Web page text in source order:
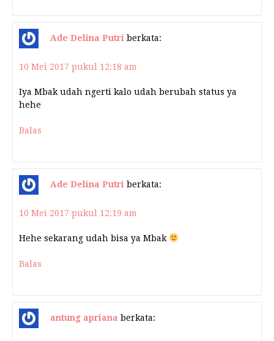
Ade Delina Putri berkata:
10 Mei 2017 pukul 12:18 am
Iya Mbak udah ngerti kalo udah berubah status ya
hehe
Balas
Ade Delina Putri berkata:
10 Mei 2017 pukul 12:19 am
Hehe sekarang udah bisa ya Mbak
Balas
antung apriana berkata: